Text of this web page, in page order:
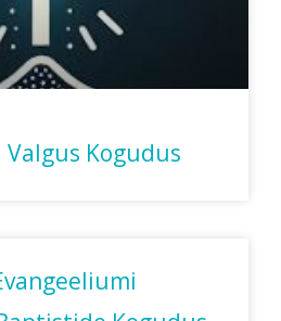
Valgus Kogudus